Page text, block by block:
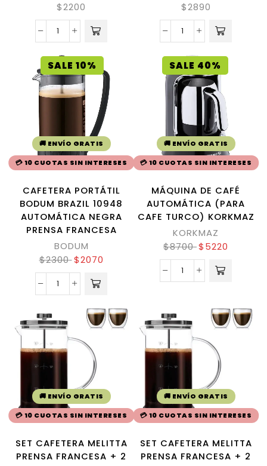
$2200
$2890
SALE 10%
🚚 ENVÍO GRATIS
💳 10 CUOTAS SIN INTERESES
CAFETERA PORTÁTIL
BODUM BRAZIL 10948
AUTOMÁTICA NEGRA
PRENSA FRANCESA
BODUM
$2300 $2070
SALE 40%
🚚 ENVÍO GRATIS
💳 10 CUOTAS SIN INTERESES
MÁQUINA DE CAFÉ
AUTOMÁTICA (PARA
CAFE TURCO) KORKMAZ
KORKMAZ
$8700 $5220
🚚 ENVÍO GRATIS
💳 10 CUOTAS SIN INTERESES
SET CAFETERA MELITTA
PRENSA FRANCESA + 2
🚚 ENVÍO GRATIS
💳 10 CUOTAS SIN INTERESES
SET CAFETERA MELITTA
PRENSA FRANCESA + 2